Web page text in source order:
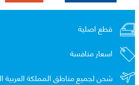
قطع اصلية
اسعار منافسة
شحن لجميع مناطق المملكة العربية